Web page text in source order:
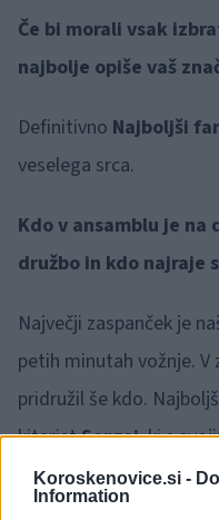
Koroskenovice.si -
Information
Če bi morali vsak
najbolje opiše vaš
Definitivno Najboljši
veselega srca.
Kdo v ansamblu je na
družbo in kdo najraje
Največji zaspanček je
petih minutah vožnje. V
pridružil še kdo.
kitaristSergej, ki s
vedno poskrbi, da šofer